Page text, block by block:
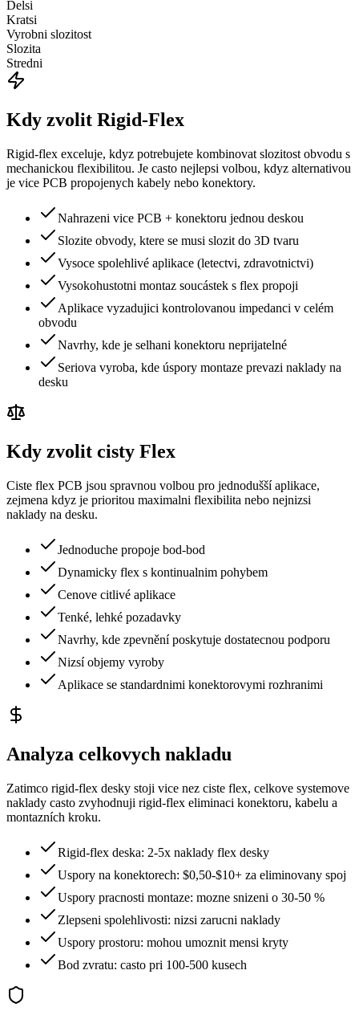
Delsi
Kratsi
Vyrobni slozitost
Slozita
Stredni
Kdy zvolit Rigid-Flex
Rigid-flex exceluje, kdyz potrebujete kombinovat slozitost obvodu s
mechanickou flexibilitou. Je casto nejlepsi volbou, kdyz alternativou
je vice PCB propojenych kabely nebo konektory.
Nahrazeni vice PCB + konektoru jednou deskou
Slozite obvody, ktere se musi slozit do 3D tvaru
Vysoce spolehlivé aplikace (letectvi, zdravotnictvi)
Vysokohustotni montaz soucástek s flex propoji
Aplikace vyzadujici kontrolovanou impedanci v celém
obvodu
Navrhy, kde je selhani konektoru neprijatelné
Seriova vyroba, kde úspory montaze prevazi naklady na
desku
Kdy zvolit cisty Flex
Ciste flex PCB jsou spravnou volbou pro jednodušší aplikace,
zejmena kdyz je prioritou maximalni flexibilita nebo nejnizsi
naklady na desku.
Jednoduche propoje bod-bod
Dynamicky flex s kontinualnim pohybem
Cenove citlivé aplikace
Tenké, lehké pozadavky
Navrhy, kde zpevnění poskytuje dostatecnou podporu
Nizsí objemy vyroby
Aplikace se standardnimi konektorovymi rozhranimi
Analyza celkovych nakladu
Zatimco rigid-flex desky stoji vice nez ciste flex, celkove systemove
naklady casto zvyhodnuji rigid-flex eliminaci konektoru, kabelu a
montazních kroku.
Rigid-flex deska: 2-5x naklady flex desky
Uspory na konektorech: $0,50-$10+ za eliminovany spoj
Uspory pracnosti montaze: mozne snizeni o 30-50 %
Zlepseni spolehlivosti: nizsi zarucni naklady
Uspory prostoru: mohou umoznit mensi kryty
Bod zvratu: casto pri 100-500 kusech